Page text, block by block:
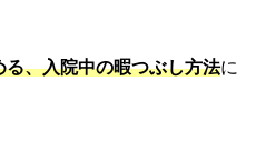
る、入院中の暇つぶし方法に